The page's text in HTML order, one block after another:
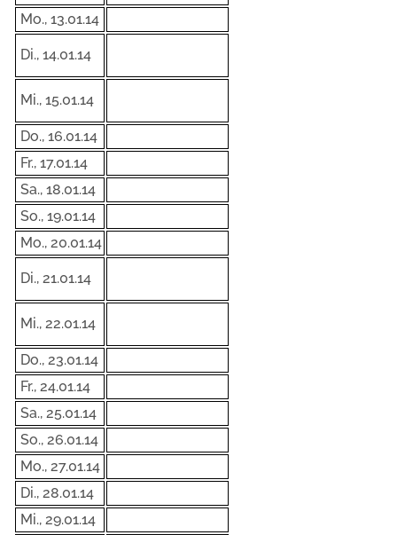
Mo., 13.01.14
Di., 14.01.14
Mi., 15.01.14
Do., 16.01.14
Fr., 17.01.14
Sa., 18.01.14
So., 19.01.14
Mo., 20.01.14
Di., 21.01.14
Mi., 22.01.14
Do., 23.01.14
Fr., 24.01.14
Sa., 25.01.14
So., 26.01.14
Mo., 27.01.14
Di., 28.01.14
Mi., 29.01.14